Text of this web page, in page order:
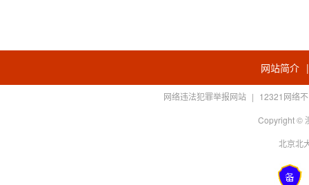
网站简介
网络违法犯罪举报网站 | 12321网络
Copyright ©
北京北